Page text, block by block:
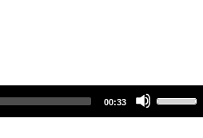
Total
00:33
Up/Down